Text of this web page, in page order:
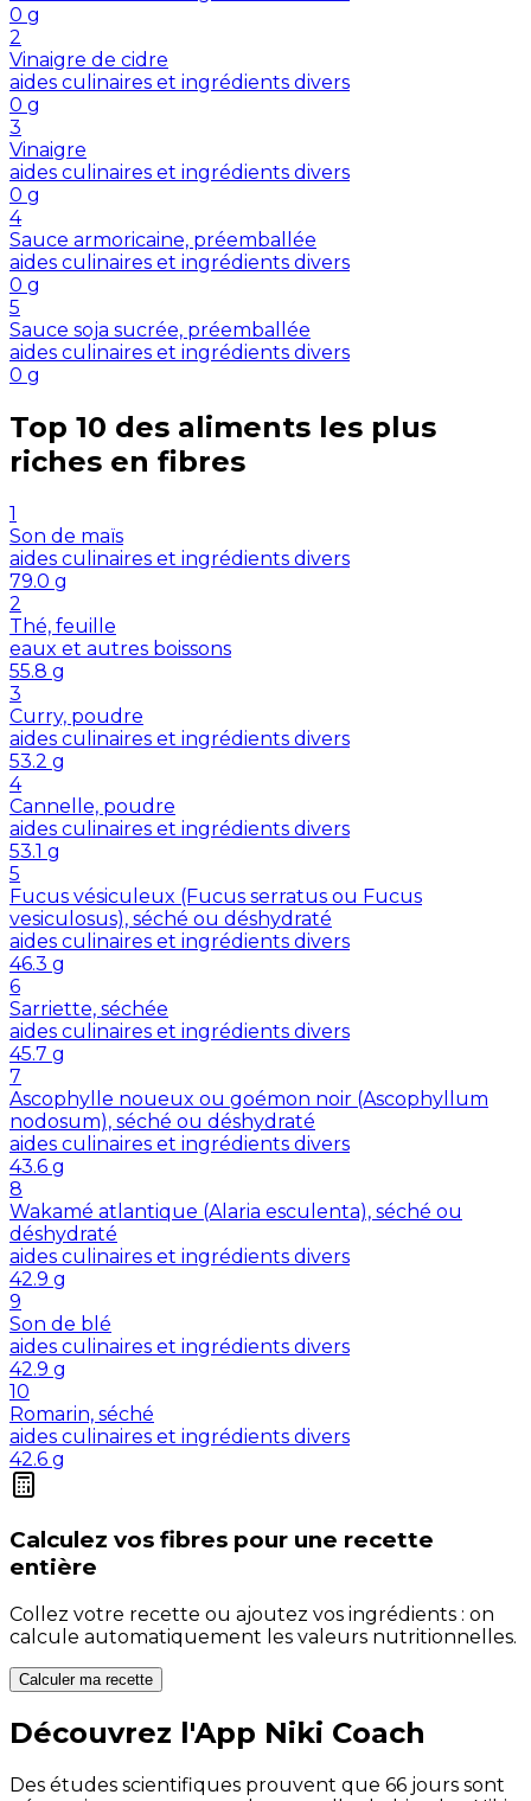
0 g
2
Vinaigre de cidre
aides culinaires et ingrédients divers
0 g
3
Vinaigre
aides culinaires et ingrédients divers
0 g
4
Sauce armoricaine, préemballée
aides culinaires et ingrédients divers
0 g
5
Sauce soja sucrée, préemballée
aides culinaires et ingrédients divers
0 g
Top 10 des aliments les plus
riches en fibres
1
Son de maïs
aides culinaires et ingrédients divers
79.0 g
2
Thé, feuille
eaux et autres boissons
55.8 g
3
Curry, poudre
aides culinaires et ingrédients divers
53.2 g
4
Cannelle, poudre
aides culinaires et ingrédients divers
53.1 g
5
Fucus vésiculeux (Fucus serratus ou Fucus
vesiculosus), séché ou déshydraté
aides culinaires et ingrédients divers
46.3 g
6
Sarriette, séchée
aides culinaires et ingrédients divers
45.7 g
7
Ascophylle noueux ou goémon noir (Ascophyllum
nodosum), séché ou déshydraté
aides culinaires et ingrédients divers
43.6 g
8
Wakamé atlantique (Alaria esculenta), séché ou
déshydraté
aides culinaires et ingrédients divers
42.9 g
9
Son de blé
aides culinaires et ingrédients divers
42.9 g
10
Romarin, séché
aides culinaires et ingrédients divers
42.6 g
Calculez vos fibres pour une recette
entière
Collez votre recette ou ajoutez vos ingrédients : on
calcule automatiquement les valeurs nutritionnelles.
Calculer ma recette
Découvrez l'App Niki Coach
Des études scientifiques prouvent que 66 jours sont